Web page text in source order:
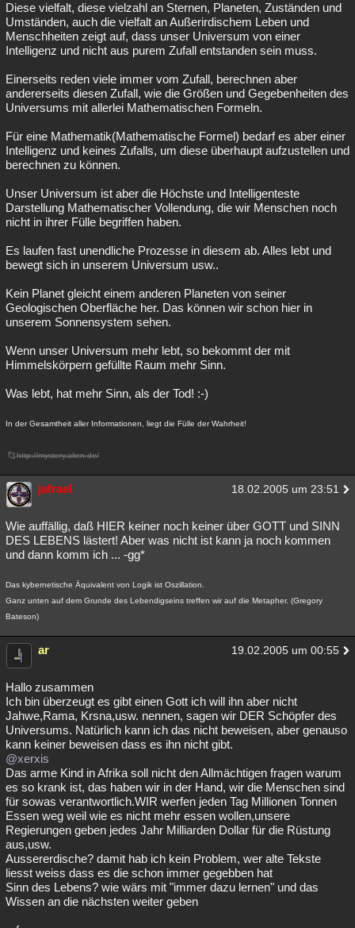
Diese vielfalt, diese vielzahl an Sternen, Planeten, Zuständen und
Umständen, auch die vielfalt an Außerirdischem Leben und
Menschheiten zeigt auf, dass unser Universum von einer
Intelligenz und nicht aus purem Zufall entstanden sein muss.
Einerseits reden viele immer vom Zufall, berechnen aber
andererseits diesen Zufall, wie die Größen und Gegebenheiten des
Universums mit allerlei Mathematischen Formeln.
Für eine Mathematik(Mathematische Formel) bedarf es aber einer
Intelligenz und keines Zufalls, um diese überhaupt aufzustellen und
berechnen zu können.
Unser Universum ist aber die Höchste und Intelligenteste
Darstellung Mathematischer Vollendung, die wir Menschen noch
nicht in ihrer Fülle begriffen haben.
Es laufen fast unendliche Prozesse in diesem ab. Alles lebt und
bewegt sich in unserem Universum usw..
Kein Planet gleicht einem anderen Planeten von seiner
Geologischen Oberfläche her. Das können wir schon hier in
unserem Sonnensystem sehen.
Wenn unser Universum mehr lebt, so bekommt der mit
Himmelskörpern gefüllte Raum mehr Sinn.
Was lebt, hat mehr Sinn, als der Tod! :-)
In der Gesamtheit aller Informationen, liegt die Fülle der Wahrheit!
http://mystery.alien.de/
jafrael 18.02.2005 um 23:51
Wie auffällig, daß HIER keiner noch keiner über GOTT und SINN
DES LEBENS lästert! Aber was nicht ist kann ja noch kommen
und dann komm ich ... -gg*
Das kybernetische Äquivalent von Logik ist Oszillation.
Ganz unten auf dem Grunde des Lebendigseins treffen wir auf die Metapher. (Gregory
Bateson)
ar 19.02.2005 um 00:55
Hallo zusammen
Ich bin überzeugt es gibt einen Gott ich will ihn aber nicht
Jahwe,Rama, Krsna,usw. nennen, sagen wir DER Schöpfer des
Universums. Natürlich kann ich das nicht beweisen, aber genauso
kann keiner beweisen dass es ihn nicht gibt.
@xerxis
Das arme Kind in Afrika soll nicht den Allmächtigen fragen warum
es so krank ist, das haben wir in der Hand, wir die Menschen sind
für sowas verantwortlich.WIR werfen jeden Tag Millionen Tonnen
Essen weg weil wie es nicht mehr essen wollen,unsere
Regierungen geben jedes Jahr Milliarden Dollar für die Rüstung
aus,usw.
Aussererdische? damit hab ich kein Problem, wer alte Tekste
liesst weiss dass es die schon immer gegebben hat
Sinn des Lebens? wie wärs mit "immer dazu lernen" und das
Wissen an die nächsten weiter geben